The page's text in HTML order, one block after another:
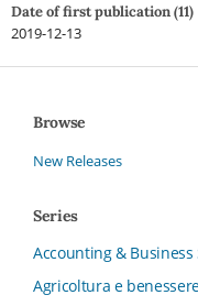
Date of first publication (11)
2019-12-13
Browse
New Releases
Series
Accounting & Business
Agricoltura e